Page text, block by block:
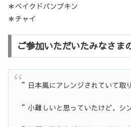
＊ベイクドパンプキン
＊チャイ
ご参加いただいたみなさま
”日本風にアレンジされていて取
”小難しいと思っていたけど、シ